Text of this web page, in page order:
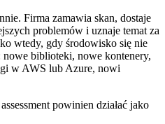
Firma zamawia skan, dostaje
problemów i uznaje temat za
wtedy, gdy środowisko się nie
nowe biblioteki, nowe kontenery,
w AWS lub Azure, nowi
powinien działać jako